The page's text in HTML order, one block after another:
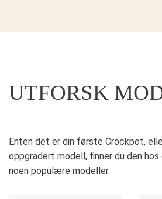
UTFORSK
Enten det er din første Crockpot,
oppgradert modell, finner du den
noen populære modeller.